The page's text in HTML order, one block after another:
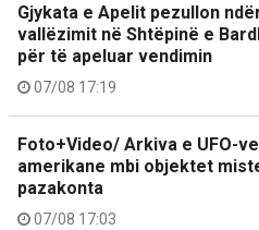
Gjykata e Apelit pezullon
vallëzimit në Shtëpinë e
për të apeluar vendimin
07/08 17:19
Foto+Video/ Arkiva e UFO-
amerikane mbi objektet
pazakonta
07/08 17:03